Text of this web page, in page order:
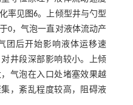
率见图6。上倾型井与勺型
0，气泡一直对液体流动产
团后开始影响液体运移速
井段深部影响较小。上倾
气泡在入口处堵塞效果越
，紊乱程度较高，阻碍液